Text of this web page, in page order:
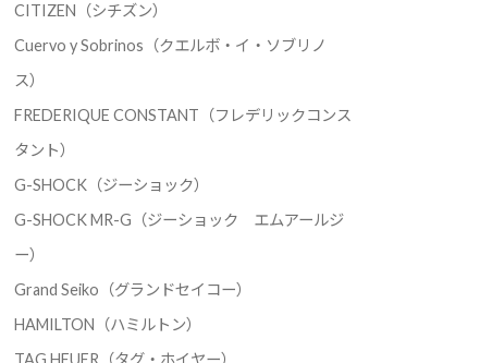
CITIZEN（シチズン）
Cuervo y Sobrinos（クエルボ・イ・ソブリノ
ス）
FREDERIQUE CONSTANT（フレデリックコンス
タント）
G-SHOCK（ジーショック）
G-SHOCK MR-G（ジーショック エムアールジ
ー）
Grand Seiko（グランドセイコー）
HAMILTON（ハミルトン）